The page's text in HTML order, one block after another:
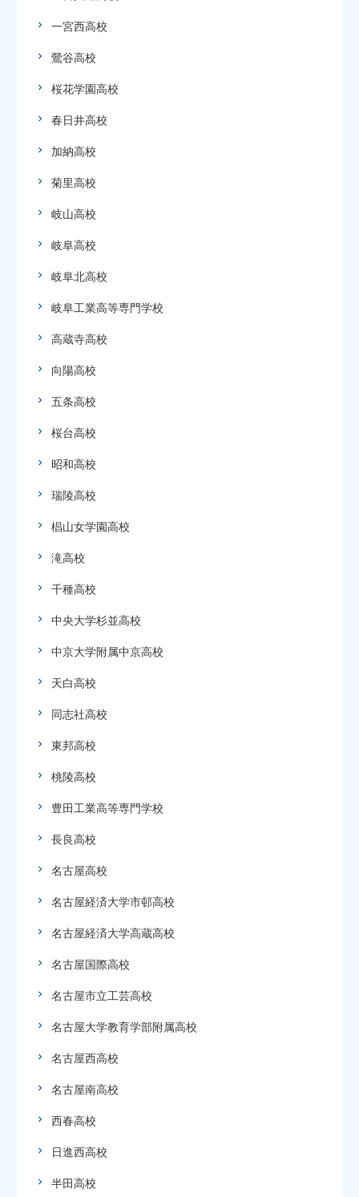
一宮西高校
鶯谷高校
桜花学園高校
春日井高校
加納高校
菊里高校
岐山高校
岐阜高校
岐阜北高校
岐阜工業高等専門学校
高蔵寺高校
向陽高校
五条高校
桜台高校
昭和高校
瑞陵高校
椙山女学園高校
滝高校
千種高校
中央大学杉並高校
中京大学附属中京高校
天白高校
同志社高校
東邦高校
桃陵高校
豊田工業高等専門学校
長良高校
名古屋高校
名古屋経済大学市邨高校
名古屋経済大学高蔵高校
名古屋国際高校
名古屋市立工芸高校
名古屋大学教育学部附属高校
名古屋西高校
名古屋南高校
西春高校
日進西高校
半田高校